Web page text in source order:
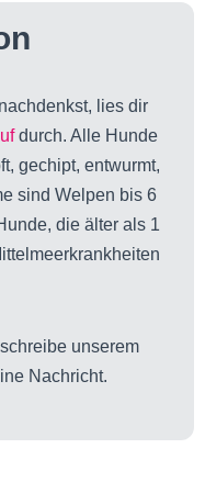
lies dir
durch. Alle Hunde
gechipt, entwurmt,
sind Welpen bis 6
die älter als 1
unserem
Nachricht.